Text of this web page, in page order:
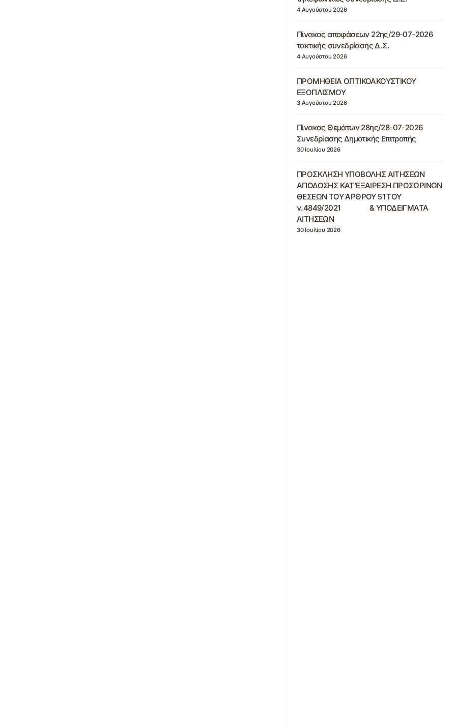
4 Αυγούστου 2026
Πίνακας αποφάσεων 22ης/29-07-2026
τακτικής συνεδρίασης Δ.Σ.
4 Αυγούστου 2026
ΠΡΟΜΗΘΕΙΑ ΟΠΤΙΚΟΑΚΟΥΣΤΙΚΟΥ
ΕΞΟΠΛΙΣΜΟΥ
3 Αυγούστου 2026
Πίνακας Θεμάτων 28ης/28-07-2026
Συνεδρίασης Δημοτικής Επιτροπής
30 Ιουλίου 2026
ΠΡΟΣΚΛΗΣΗ ΥΠΟΒΟΛΗΣ ΑΙΤΗΣΕΩΝ
ΑΠΟΔΟΣΗΣ ΚΑΤ’ΕΞΑΙΡΕΣΗ ΠΡΟΣΩΡΙΝΩΝ
ΘΕΣΕΩΝ ΤΟΥ ΆΡΘΡΟΥ 51 ΤΟΥ
ν.4849/2021 & ΥΠΟΔΕΙΓΜΑΤΑ
ΑΙΤΗΣΕΩΝ
30 Ιουλίου 2026